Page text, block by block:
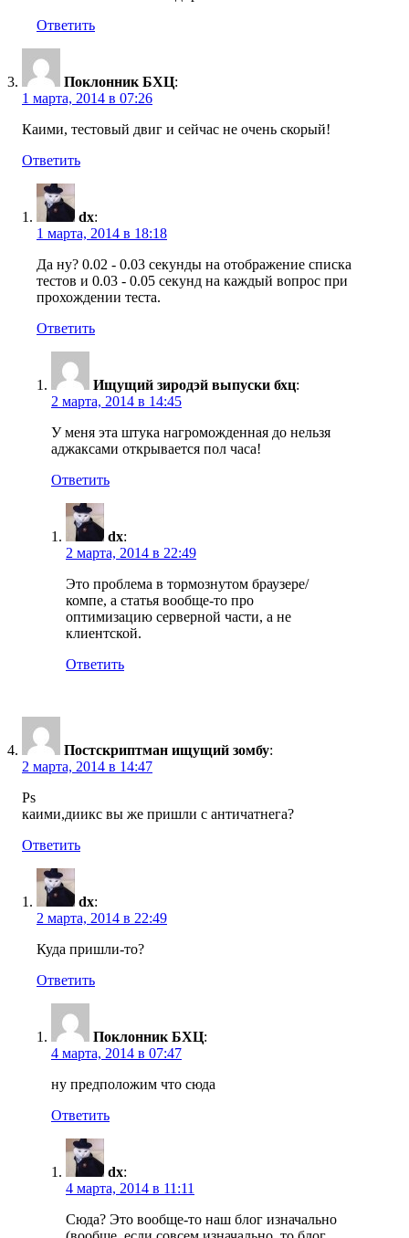
Ответить
Поклонник БХЦ:
1 марта, 2014 в 07:26
Каими, тестовый двиг и сейчас не очень скорый!
Ответить
dx:
1 марта, 2014 в 18:18
Да ну? 0.02 - 0.03 секунды на отображение списка
тестов и 0.03 - 0.05 секунд на каждый вопрос при
прохождении теста.
Ответить
Ищущий зиродэй выпуски бхц:
2 марта, 2014 в 14:45
У меня эта штука нагроможденная до нельзя
аджаксами открывается пол часа!
Ответить
dx:
2 марта, 2014 в 22:49
Это проблема в тормознутом браузере/
компе, а статья вообще-то про
оптимизацию серверной части, а не
клиентской.
Ответить
Постскриптман ищущий зомбу:
2 марта, 2014 в 14:47
Ps
каими,диикс вы же пришли с античатнега?
Ответить
dx:
2 марта, 2014 в 22:49
Куда пришли-то?
Ответить
Поклонник БХЦ:
4 марта, 2014 в 07:47
ну предположим что сюда
Ответить
dx:
4 марта, 2014 в 11:11
Сюда? Это вообще-то наш блог изначально